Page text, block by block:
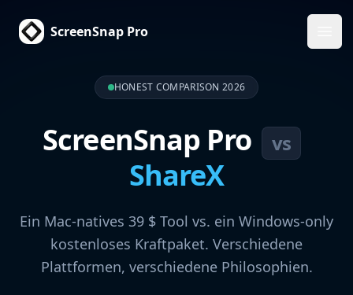
ScreenSnap Pro
HONEST COMPARISON 2026
ScreenSnap Pro vs
ShareX
Ein Mac-natives 39 $ Tool vs. ein Windows-only
kostenloses Kraftpaket. Verschiedene
Plattformen, verschiedene Philosophien.